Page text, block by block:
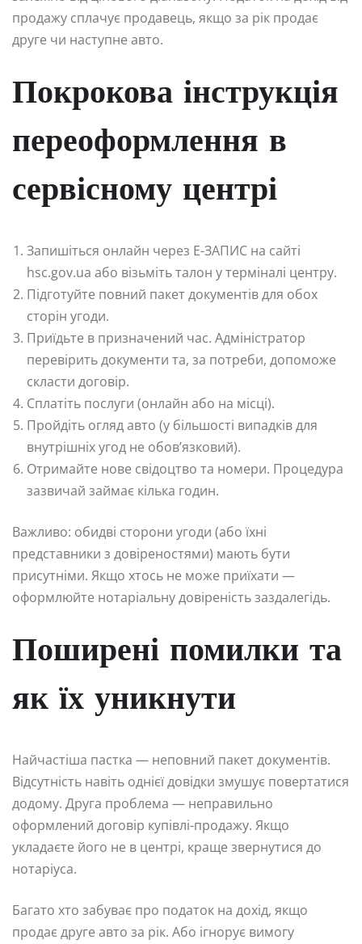
продажу сплачує продавець, якщо за рік продає
друге чи наступне авто.
Покрокова інструкція
переоформлення в
сервісному центрі
Запишіться онлайн через Е-ЗАПИС на сайті
hsc.gov.ua або візьміть талон у терміналі центру.
Підготуйте повний пакет документів для обох
сторін угоди.
Приїдьте в призначений час. Адміністратор
перевірить документи та, за потреби, допоможе
скласти договір.
Сплатіть послуги (онлайн або на місці).
Пройдіть огляд авто (у більшості випадків для
внутрішніх угод не обов’язковий).
Отримайте нове свідоцтво та номери. Процедура
зазвичай займає кілька годин.
Важливо: обидві сторони угоди (або їхні
представники з довіреностями) мають бути
присутніми. Якщо хтось не може приїхати —
оформлюйте нотаріальну довіреність заздалегідь.
Поширені помилки та
як їх уникнути
Найчастіша пастка — неповний пакет документів.
Відсутність навіть однієї довідки змушує повертатися
додому. Друга проблема — неправильно
оформлений договір купівлі-продажу. Якщо
укладаєте його не в центрі, краще звернутися до
нотаріуса.
Багато хто забуває про податок на дохід, якщо
продає друге авто за рік. Або ігнорує вимогу